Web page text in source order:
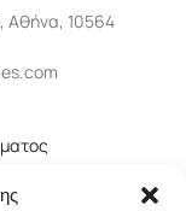
Αθήνα, 10564